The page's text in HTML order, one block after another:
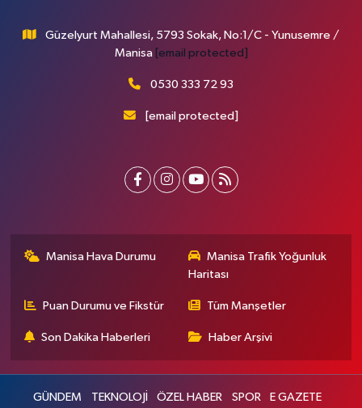
Güzelyurt Mahallesi, 5793 Sokak, No:1/C - Yunusemre /
Manisa [email protected]
0530 333 72 93
[email protected]
Manisa Hava Durumu
Manisa Trafik Yoğunluk
Haritası
Puan Durumu ve Fikstür Tüm Manşetler
Son Dakika Haberleri Haber Arşivi
GÜNDEM TEKNOLOJİ ÖZEL HABER SPOR E GAZETE